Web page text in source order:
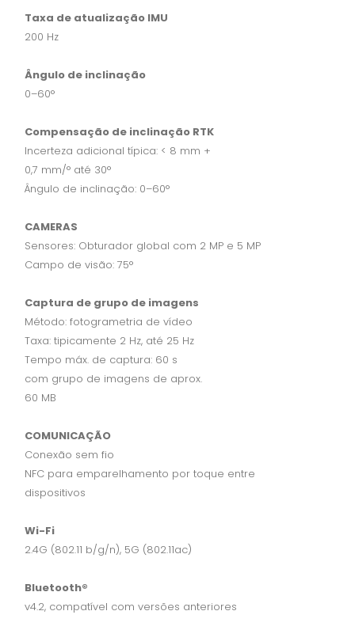
Taxa de atualização IMU
200 Hz
Ângulo de inclinação
0–60°
Compensação de inclinação RTK
Incerteza adicional típica: < 8 mm +
0,7 mm/° até 30°
Ângulo de inclinação: 0–60°
CAMERAS
Sensores: Obturador global com 2 MP e 5 MP
Campo de visão: 75°
Captura de grupo de imagens
Método: fotogrametria de vídeo
Taxa: tipicamente 2 Hz, até 25 Hz
Tempo máx. de captura: 60 s
com grupo de imagens de aprox.
60 MB
COMUNICAÇÃO
Conexão sem fio
NFC para emparelhamento por toque entre
dispositivos
Wi-Fi
2.4G (802.11 b/g/n), 5G (802.11ac)
Bluetooth®
v4.2, compatível com versões anteriores